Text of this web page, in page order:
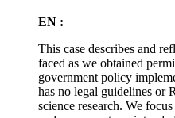
EN :
This case describes and
faced as we obtained
government policy
has no legal guidelines or
science research. We